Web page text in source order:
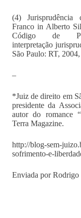
(4) Jurisprudência
Franco in Alberto
Código de
interpretação
São Paulo: RT,
–
*Juiz de direito em
presidente da
autor do romance
Terra Magazine.
http://blog-sem-
sofrimento-e-
Enviada por Rodrigo